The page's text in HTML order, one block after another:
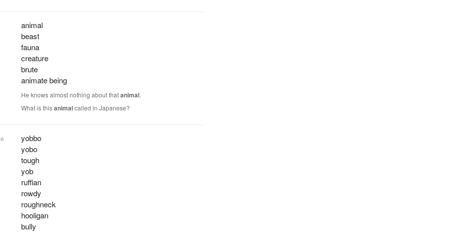
animal
beast
fauna
creature
brute
animate being
He knows almost nothing about thatanimal.
What is thisanimalcalled in Japanese?
yobbo
yobo
tough
yob
ruffian
rowdy
roughneck
hooligan
bully